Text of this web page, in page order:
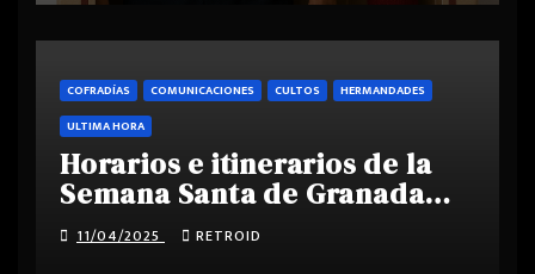
COFRADÍAS COMUNICACIONES CULTOS
HERMANDADES
ULTIMA HORA
Horarios e itinerarios de la
Semana Santa de Granada
2025
11/04/2025 RETROID